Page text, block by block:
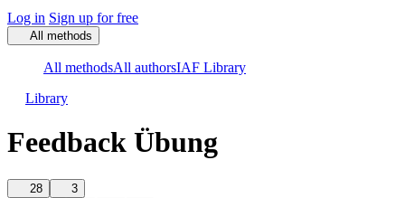
Log in Sign up for free
All methods
All methodsAll authorsIAF Library
Library
Feedback Übung
28 3